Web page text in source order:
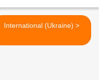
International (Ukraine) >